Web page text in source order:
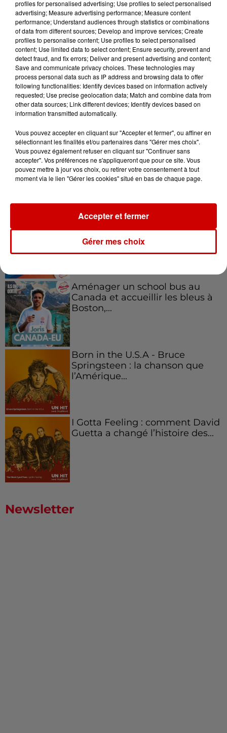
Gagnez vos entrées pour le
Musée du Sport Automobile au
Mans !
Destination Vacances - Gagnez
votre séjour en famille au cœur
Kelly Massol, figure
emblématique de
l'entrepreneuriat féminin
Aménager un school bus au
Canada et accueillir les bleus à
Boston,...
Born in the U.S.A - Bruce
Springsteen : la chanson que
l’Amérique...
I Gotta Feeling : comment David
Guetta a changé l’histoire des...
Newsletter
profiles for personalised advertising; Use profiles to select personalised
advertising; Measure advertising performance; Measure content
performance; Understand audiences through statistics or combinations
of data from different sources; Develop and improve services; Create
profiles to personalise content; Use profiles to select personalised
content; Use limited data to select content; Ensure security, prevent and
detect fraud, and fix errors; Deliver and present advertising and content;
Save and communicate privacy choices. These technologies may
process personal data such as IP address and browsing data to offer
following functionalities: Identify devices based on information actively
requested; Use precise geolocation data; Match and combine data from
other data sources; Link different devices; Identify devices based on
information transmitted automatically.
Vous pouvez accepter en cliquant sur "Accepter et fermer", ou affiner en
sélectionnant les finalités et/ou partenaires dans "Gérer mes choix".
Vous pouvez également refuser en cliquant sur "Continuer sans
accepter". Vos préférences ne s'appliqueront que pour ce site. Vous
pouvez mettre à jour vos choix, ou retirer votre consentement à tout
moment via le lien "Gérer les cookies" situé en bas de chaque page.
Gérer mes choix
Accepter et fermer